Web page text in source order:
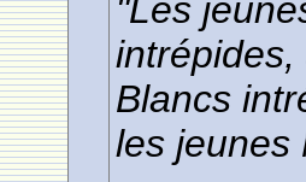
"Les
Blancs
les jeunes